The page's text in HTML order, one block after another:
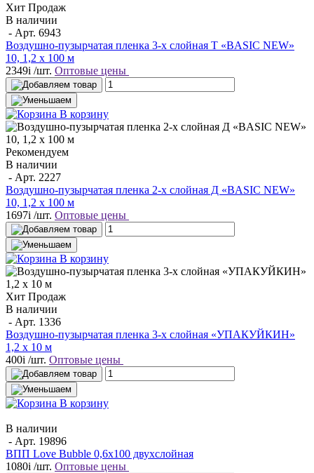
Хит Продаж
В наличии
- Арт. 6943
Воздушно-пузырчатая пленка 3-х слойная T «BASIC NEW»
10, 1,2 х 100 м
2349i /шт. Оптовые цены
В корзину
Рекомендуем
В наличии
- Арт. 2227
Воздушно-пузырчатая пленка 2-х слойная Д «BASIC NEW»
10, 1,2 х 100 м
1697i /шт. Оптовые цены
В корзину
Хит Продаж
В наличии
- Арт. 1336
Воздушно-пузырчатая пленка 3-х слойная «УПАКУЙКИН»
1,2 х 10 м
400i /шт. Оптовые цены
В корзину
В наличии
- Арт. 19896
ВПП Love Bubble 0,6х100 двухслойная
1080i /шт. Оптовые цены